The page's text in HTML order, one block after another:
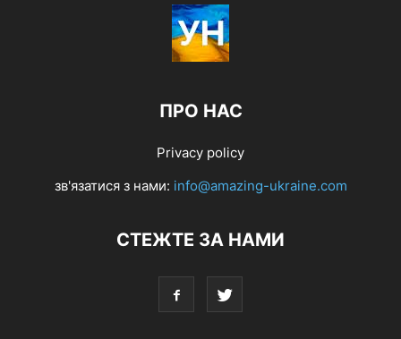
ПРО НАС
Privacy policy
зв'язатися з нами: info@amazing-ukraine.com
СТЕЖТЕ ЗА НАМИ